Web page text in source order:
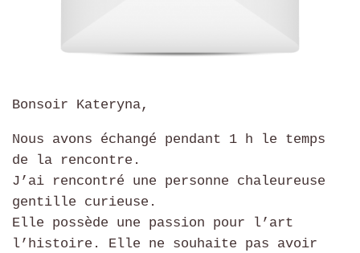
Bonsoir Kateryna,
Nous avons échangé pendant 1 h le temps
de la rencontre.
J’ai rencontré une personne chaleureuse
gentille curieuse.
Elle possède une passion pour l’art
l’histoire. Elle ne souhaite pas avoir